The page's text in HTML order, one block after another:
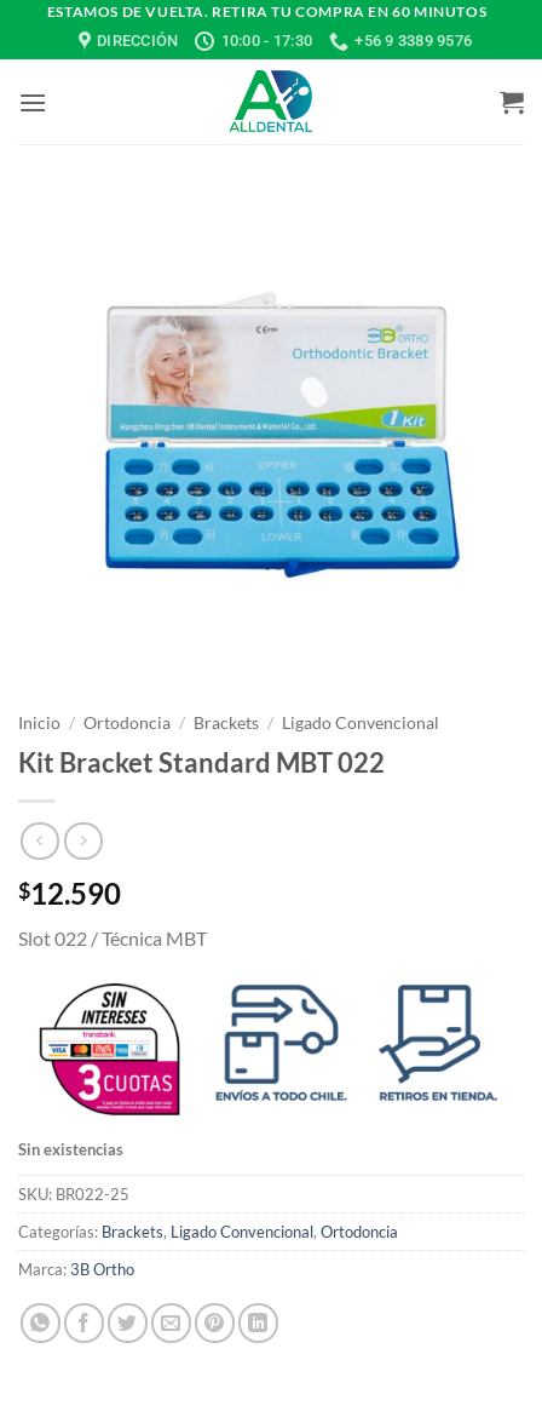
ESTAMOS DE VUELTA. RETIRA TU COMPRA EN 60 MINUTOS
DIRECCIÓN
10:00 - 17:30 +56 9 3389 9576
Inicio / Ortodoncia / Brackets / Ligado Convencional
Kit Bracket Standard MBT 022
$12.590
Slot 022 / Técnica MBT
Sin existencias
SKU: BR022-25
Categorías: Brackets, Ligado Convencional, Ortodoncia
Marca:3B Ortho